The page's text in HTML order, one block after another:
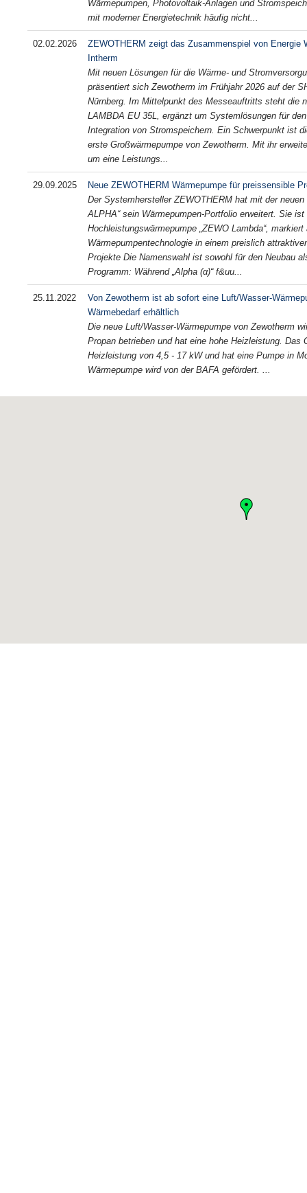
Wärmepumpen, Photovoltaik-Anlagen und
mit moderner Energietechnik häufig nicht...
02.02.2026
ZEWOTHERM zeigt das Zusammenspiel von Energie
Intherm
Mit neuen Lösungen für die Wärme- und
präsentiert sich Zewotherm im Frühjahr 2026 auf der
Nürnberg. Im Mittelpunkt des Messeauftritts steht die
LAMBDA EU 35L, ergänzt um Systemlösungen für
Integration von Stromspeichern. Ein Schwerpunkt ist
erste Großwärmepumpe von Zewotherm. Mit ihr
um eine Leistungs...
29.09.2025
Neue ZEWOTHERM Wärmepumpe für preissensible
Der Systemhersteller ZEWOTHERM hat mit der
ALPHA“ sein Wärmepumpen-Portfolio erweitert. Sie
Hochleistungswärmepumpe „ZEWO Lambda“,
Wärmepumpentechnologie in einem preislich
Projekte Die Namenswahl ist sowohl für den Neubau
Programm: Während „Alpha (α)“ f&uu...
25.11.2022
Von Zewotherm ist ab sofort eine Luft/Wasser-
Wärmebedarf erhältlich
Die neue Luft/Wasser-Wärmepumpe von Zewotherm
Propan betrieben und hat eine hohe Heizleistung. Das
Heizleistung von 4,5 - 17 kW und hat eine Pumpe in
Wärmepumpe wird von der BAFA gefördert. ...